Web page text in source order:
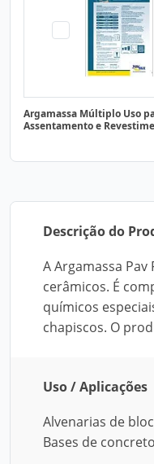
Argamassa Múltiplo Uso
Assentamento e
Descrição do
A Argamassa
cerâmicos. É
químicos
chapiscos. O
Uso / Aplicações
Alvenarias de
Bases de